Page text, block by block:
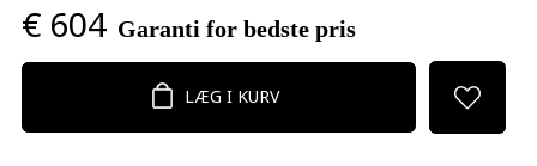
€ 604 Garanti for bedste pris
LÆG I KURV